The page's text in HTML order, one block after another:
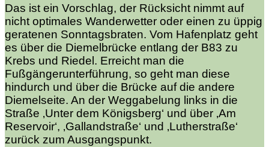
Das ist ein Vorschlag, der Rücksicht nimmt auf
nicht optimales Wanderwetter oder einen zu üppig
geratenen Sonntagsbraten. Vom Hafenplatz geht
es über die Diemelbrücke entlang der B83 zu
Krebs und Riedel. Erreicht man die
Fußgängerunterführung, so geht man diese
hindurch und über die Brücke auf die andere
Diemelseite. An der Weggabelung links in die
Straße ‚Unter dem Königsberg‘ und über ‚Am
Reservoir‘, ‚Gallandstraße‘ und ‚Lutherstraße‘
zurück zum Ausgangspunkt.